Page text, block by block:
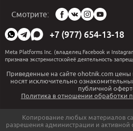
Смотрите:
Мы
в
социальных
сетях:
+7 (977) 654-13-18
Meta Platforms Inc. (владелец Facebook и
признана экстремистскойеё деятельность
Приведенные на сайте ohotnik.com цены
носят исключительно
публичной
Политика в отношении обработки
Копирование любых материалов
разрешения администрации и активной